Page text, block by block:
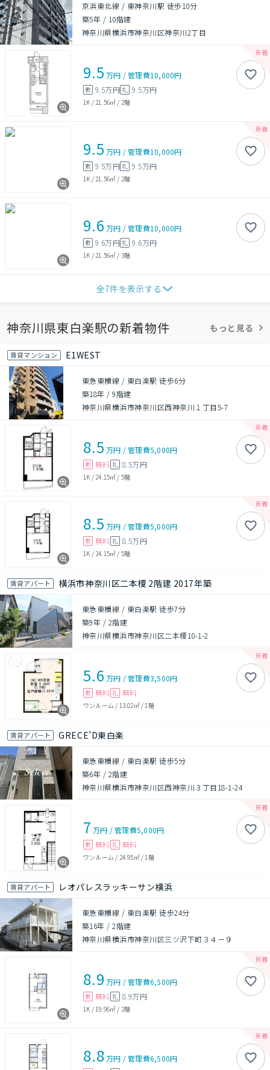
京浜東北線 / 東神奈川駅 徒歩10分
築5年 / 10階建
神奈川県横浜市神奈川区神奈川2丁目
9.5 万円 /管理費10,000円
敷 9.5万円礼 9.5万円
1K / 21.56㎡ / 2階
9.5 万円 /管理費10,000円
敷 9.5万円礼 9.5万円
1K / 21.56㎡ / 2階
9.6 万円 /管理費10,000円
敷 9.6万円礼 9.6万円
1K / 21.56㎡ / 3階
全7件を表示する
神奈川県東白楽駅の新着物件 もっと見る
賃貸マンション E1WEST
東急東横線 / 東白楽駅 徒歩6分
築18年 /9階建
神奈川県横浜市神奈川区西神奈川１丁目5-7
8.5 万円 /管理費5,000円
敷 無料 礼 8.5万円
1K / 24.15㎡ / 5階
8.5 万円 /管理費5,000円
敷 無料 礼 8.5万円
1K / 24.15㎡ / 5階
賃貸アパート 横浜市神奈川区二本榎 2階建 2017年築
東急東横線 / 東白楽駅 徒歩7分
築9年 / 2階建
神奈川県横浜市神奈川区二本榎10-1-2
5.6 万円 /管理費3,500円
敷 無料 礼 無料
ワンルーム / 13.02㎡/ 1階
賃貸アパート GRECE’D東白楽
東急東横線 / 東白楽駅 徒歩5分
築6年 / 2階建
神奈川県横浜市神奈川区西神奈川３丁目18-1-24
7 万円 /管理費5,000円
敷 無料 礼 無料
ワンルーム / 24.95㎡/ 1階
賃貸アパート レオパレスラッキーサン横浜
東急東横線 / 東白楽駅 徒歩24分
築16年 /2階建
神奈川県横浜市神奈川区三ツ沢下町３４－９
8.9 万円 /管理費6,500円
敷 無料 礼 8.9万円
1K / 19.96㎡ / 2階
8.8万円 /管理費6,500円